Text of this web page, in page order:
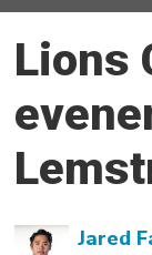
Lions
Jared